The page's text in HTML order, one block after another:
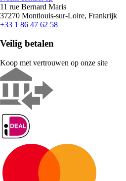
11 rue Bernard Maris
37270 Montlouis-sur-Loire, Frankrijk
+33 1 86 47 62 58
Veilig betalen
Koop met vertrouwen op onze site